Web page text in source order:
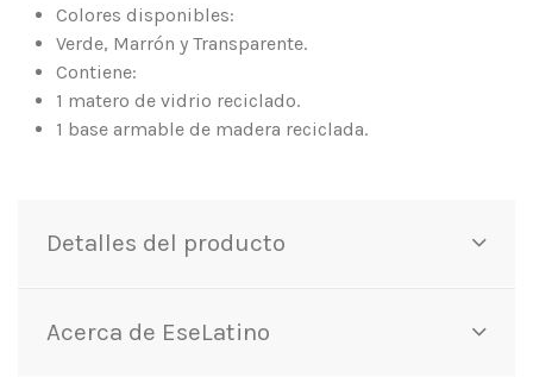
Colores disponibles:
Verde, Marrón y Transparente.
Contiene:
1 matero de vidrio reciclado.
1 base armable de madera reciclada.
Detalles del producto
Acerca de EseLatino